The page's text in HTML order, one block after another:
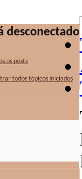
os posts
todos tópicos iniciados